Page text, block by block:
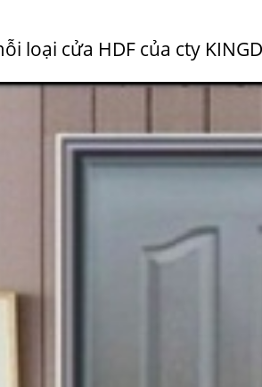
loại cửa HDF của cty